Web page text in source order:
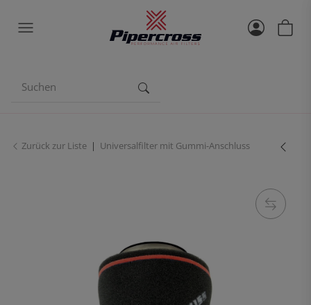
Zurück zur Liste Universalfilter mit Gummi-Anschluss